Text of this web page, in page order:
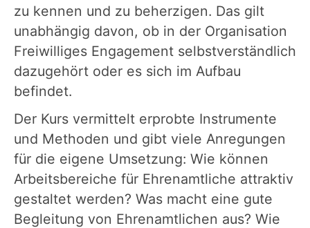
zu kennen und zu beherzigen. Das gilt
unabhängig davon, ob in der Organisation
Freiwilliges Engagement selbstverständlich
dazugehört oder es sich im Aufbau
befindet.
Der Kurs vermittelt erprobte Instrumente
und Methoden und gibt viele Anregungen
für die eigene Umsetzung: Wie können
Arbeitsbereiche für Ehrenamtliche attraktiv
gestaltet werden? Was macht eine gute
Begleitung von Ehrenamtlichen aus? Wie